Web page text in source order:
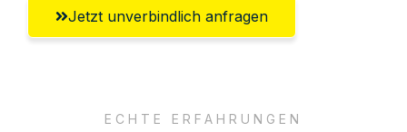
Jetzt unverbindlich anfragen
ECHTE ERFAHRUNGEN